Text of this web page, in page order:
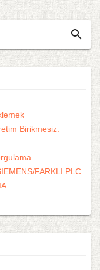
search
Birikmesiz.
FARKLI PLC